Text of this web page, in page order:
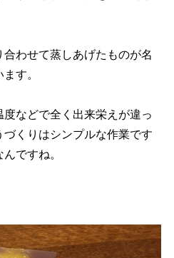
わせて蒸しあげたものが名
す。
などで全く出来栄えが違っ
くりはシンプルな作業です
ですね。